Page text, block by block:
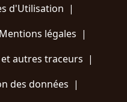
d'Utilisation |
Mentions légales |
autres traceurs |
des données |